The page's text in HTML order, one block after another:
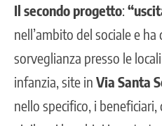
Il secondo progetto:
nell’ambito del sociale e
sorveglianza presso le
infanzia, site in Via Santa
nello specifico, i